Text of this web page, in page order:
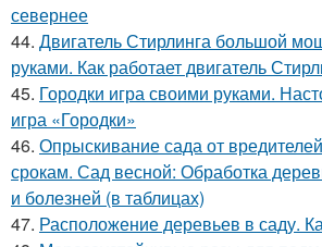
севернее
44. Двигатель Стирлинга большой
руками. Как работает двигатель
45. Городки игра своими руками.
игра «Городки»
46. Опрыскивание сада от
срокам. Сад весной: Обработка
и болезней (в таблицах)
47. Расположение деревьев в саду.